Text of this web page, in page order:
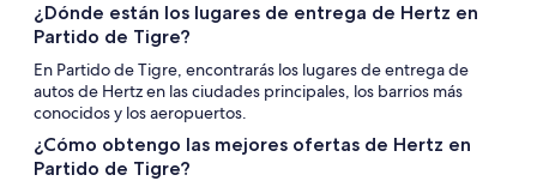
¿Dónde están los lugares de entrega de Hertz en
Partido de Tigre?
En Partido de Tigre, encontrarás los lugares de entrega de
autos de Hertz en las ciudades principales, los barrios más
conocidos y los aeropuertos.
¿Cómo obtengo las mejores ofertas de Hertz en
Partido de Tigre?